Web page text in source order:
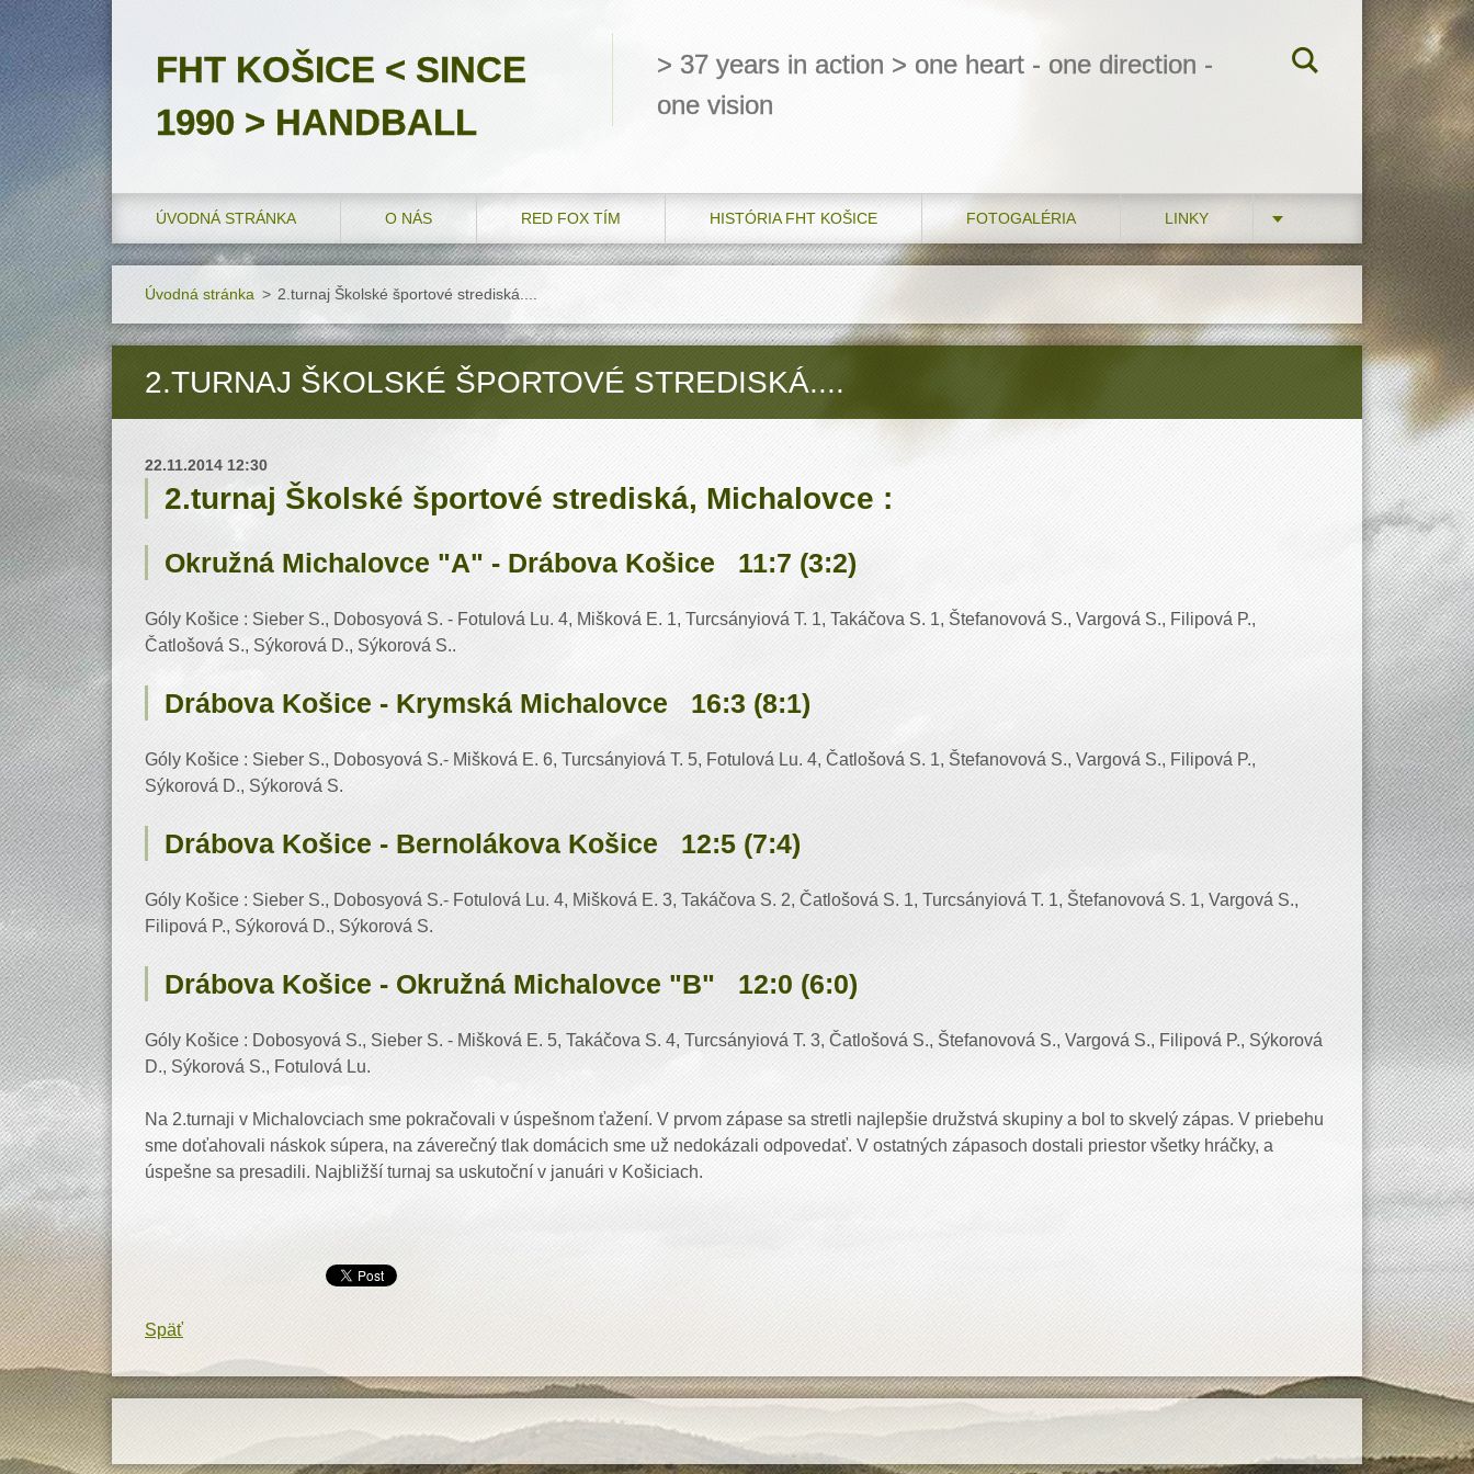
FHT KOŠICE < SINCE
1990 > HANDBALL
> 37 years in action > one heart - one direction -
one vision
ÚVODNÁ STRÁNKA O NÁS RED FOX TÍM HISTÓRIA FHT KOŠICE FOTOGALÉRIA LINKY
Úvodná stránka > 2.turnaj Školské športové strediská....
2.TURNAJ ŠKOLSKÉ ŠPORTOVÉ STREDISKÁ....
22.11.2014 12:30
2.turnaj Školské športové strediská, Michalovce :
Okružná Michalovce "A" - Drábova Košice 11:7 (3:2)
Góly Košice : Sieber S., Dobosyová S. - Fotulová Lu. 4, Mišková E. 1, Turcsányiová T. 1, Takáčova S. 1, Štefanovová S., Vargová S., Filipová P.,
Čatlošová S., Sýkorová D., Sýkorová S..
Drábova Košice - Krymská Michalovce 16:3 (8:1)
Góly Košice : Sieber S., Dobosyová S.- Mišková E. 6, Turcsányiová T. 5, Fotulová Lu. 4, Čatlošová S. 1, Štefanovová S., Vargová S., Filipová P.,
Sýkorová D., Sýkorová S.
Drábova Košice - Bernolákova Košice 12:5 (7:4)
Góly Košice : Sieber S., Dobosyová S.- Fotulová Lu. 4, Mišková E. 3, Takáčova S. 2, Čatlošová S. 1, Turcsányiová T. 1, Štefanovová S. 1, Vargová S.,
Filipová P., Sýkorová D., Sýkorová S.
Drábova Košice - Okružná Michalovce "B" 12:0 (6:0)
Góly Košice : Dobosyová S., Sieber S. - Mišková E. 5, Takáčova S. 4, Turcsányiová T. 3, Čatlošová S., Štefanovová S., Vargová S., Filipová P., Sýkorová
D., Sýkorová S., Fotulová Lu.
Na 2.turnaji v Michalovciach sme pokračovali v úspešnom ťažení. V prvom zápase sa stretli najlepšie družstvá skupiny a bol to skvelý zápas. V priebehu
sme doťahovali náskok súpera, na záverečný tlak domácich sme už nedokázali odpovedať. V ostatných zápasoch dostali priestor všetky hráčky, a
úspešne sa presadili. Najbližší turnaj sa uskutoční v januári v Košiciach.
Späť